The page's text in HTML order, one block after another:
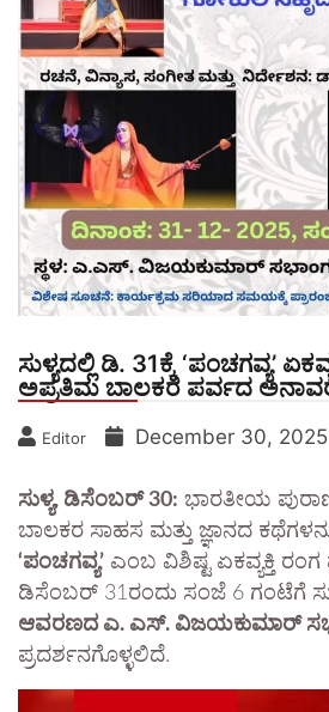
ಸುಳ್ಯದಲ್ಲಿ ಡಿ. 31ಕ್ಕೆ ‘ಪಂಚಗವ್ಯ’
ಅಪ್ರತಿಮ ಬಾಲಕರ ಪರ್ವದ
Editor December 30, 2025
ಸುಳ್ಯ, ಡಿಸೆಂಬರ್ 30: ಭಾರತೀಯ
ಬಾಲಕರ ಸಾಹಸ ಮತ್ತು ಜ್ಞಾನದ
‘ಪಂಚಗವ್ಯ’ ಎಂಬ ವಿಶಿಷ್ಟ ಏಕವ್ಯಕ್ತಿ
ಡಿಸೆಂಬರ್ 31ರಂದು ಸಂಜೆ 6 ಗಂಟೆಗೆ
ಆವರಣದ ಎ. ಎಸ್. ವಿಜಯಕುಮಾರ್
ಪ್ರದರ್ಶನಗೊಳ್ಳಲಿದೆ.